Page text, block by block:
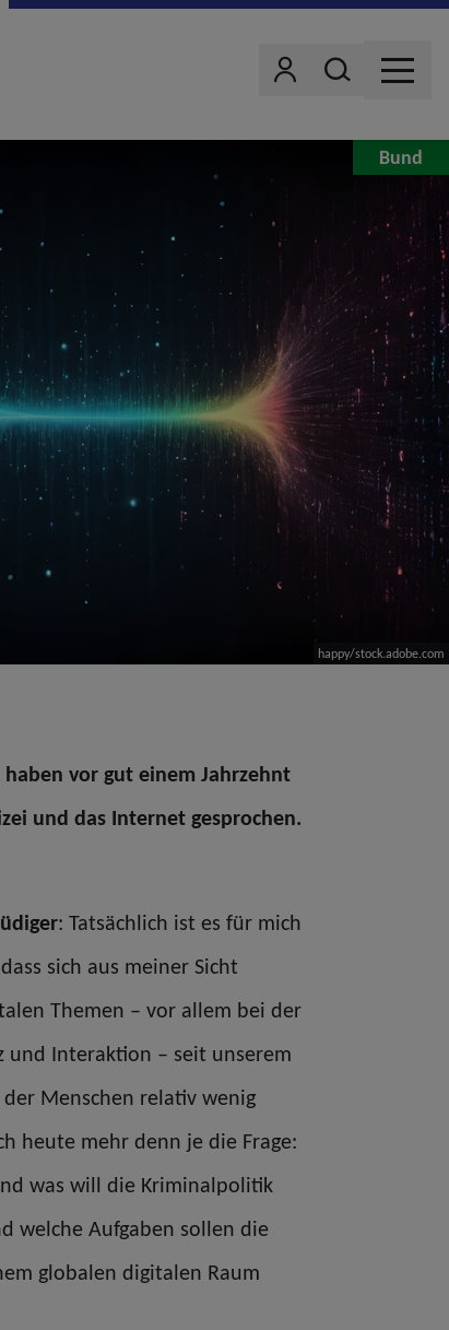
Benutzer
Wonach suchst
MENU
happy/stock.adobe.com
Bund
vor gut einem Jahrzehnt
und das Internet gesprochen.
: Tatsächlich ist es für mich
sich aus meiner Sicht
Themen – vor allem bei der
und Interaktion – seit unserem
Menschen relativ wenig
heute mehr denn je die Frage:
was will die Kriminalpolitik
welche Aufgaben sollen die
globalen digitalen Raum